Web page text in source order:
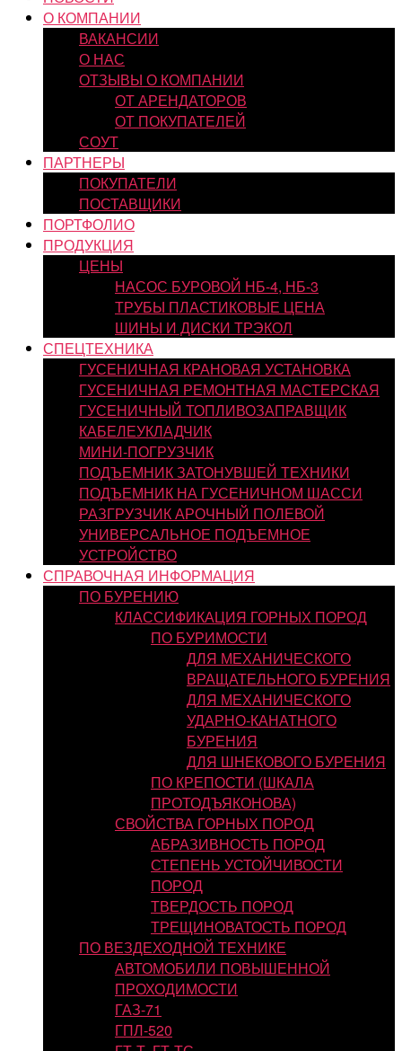
О КОМПАНИИ
ВАКАНСИИ
О НАС
ОТЗЫВЫ О КОМПАНИИ
ОТ АРЕНДАТОРОВ
ОТ ПОКУПАТЕЛЕЙ
СОУТ
ПАРТНЕРЫ
ПОКУПАТЕЛИ
ПОСТАВЩИКИ
ПОРТФОЛИО
ПРОДУКЦИЯ
ЦЕНЫ
НАСОС БУРОВОЙ НБ-4, НБ-3
ТРУБЫ ПЛАСТИКОВЫЕ ЦЕНА
ШИНЫ И ДИСКИ ТРЭКОЛ
СПЕЦТЕХНИКА
ГУСЕНИЧНАЯ КРАНОВАЯ УСТАНОВКА
ГУСЕНИЧНАЯ РЕМОНТНАЯ МАСТЕРСКАЯ
ГУСЕНИЧНЫЙ ТОПЛИВОЗАПРАВЩИК
КАБЕЛЕУКЛАДЧИК
МИНИ-ПОГРУЗЧИК
ПОДЪЕМНИК ЗАТОНУВШЕЙ ТЕХНИКИ
ПОДЪЕМНИК НА ГУСЕНИЧНОМ ШАССИ
РАЗГРУЗЧИК АРОЧНЫЙ ПОЛЕВОЙ
УНИВЕРСАЛЬНОЕ ПОДЪЕМНОЕ
УСТРОЙСТВО
СПРАВОЧНАЯ ИНФОРМАЦИЯ
ПО БУРЕНИЮ
КЛАССИФИКАЦИЯ ГОРНЫХ ПОРОД
ПО БУРИМОСТИ
ДЛЯ МЕХАНИЧЕСКОГО
ВРАЩАТЕЛЬНОГО БУРЕНИЯ
ДЛЯ МЕХАНИЧЕСКОГО
УДАРНО-КАНАТНОГО
БУРЕНИЯ
ДЛЯ ШНЕКОВОГО БУРЕНИЯ
ПО КРЕПОСТИ (ШКАЛА
ПРОТОДЪЯКОНОВА)
СВОЙСТВА ГОРНЫХ ПОРОД
АБРАЗИВНОСТЬ ПОРОД
СТЕПЕНЬ УСТОЙЧИВОСТИ
ПОРОД
ТВЕРДОСТЬ ПОРОД
ТРЕЩИНОВАТОСТЬ ПОРОД
ПО ВЕЗДЕХОДНОЙ ТЕХНИКЕ
АВТОМОБИЛИ ПОВЫШЕННОЙ
ПРОХОДИМОСТИ
ГАЗ-71
ГПЛ-520